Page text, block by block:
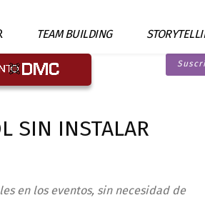
TEAM BUILDING
SIN INSTALAR
en los eventos, sin necesidad de